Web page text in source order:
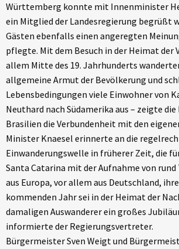
Württemberg konnte mit Innenminister
ein Mitglied der Landesregierung begrüßt
Gästen ebenfalls einen angeregten
pflegte. Mit dem Besuch in der Heimat der
allem Mitte des 19. Jahrhunderts
allgemeine Armut der Bevölkerung und
Lebensbedingungen viele Einwohner von
Neuthard nach Südamerika aus – zeigte
Brasilien die Verbundenheit mit den
Minister Knaesel erinnerte an die
Einwanderungswelle in früherer Zeit, die
Santa Catarina mit der Aufnahme von rund
aus Europa, vor allem aus Deutschland,
kommenden Jahr sei in der Heimat der
damaligen Auswanderer ein großes
informierte der Regierungsvertreter.
Bürgermeister Sven Weigt und